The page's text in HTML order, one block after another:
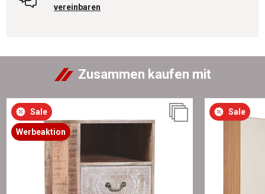
vereinbaren
Zusammen kaufen mit
Sale
Werbeaktion
Sale